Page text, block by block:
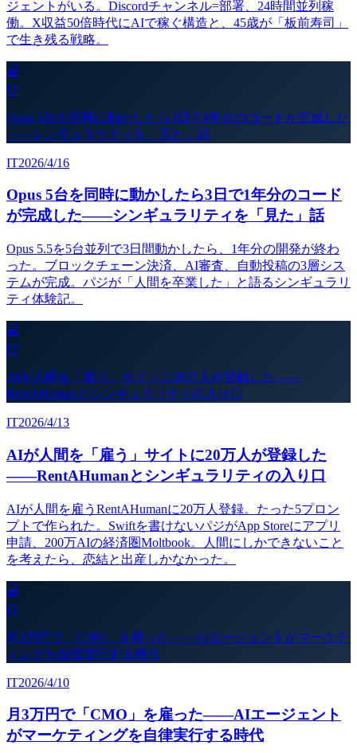
ジェントがいる。Discordチャンネル=部署、24時間並列稼
働。X収益50倍時代にAIで稼ぐ構造と、45歳が「板前寿司」
で生き残る戦略。
💻
IT
Opus 5台を同時に動かしたら3日で1年分のコードが完成した
——シンギュラリティを「見た」話
IT2026/4/16
Opus 5台を同時に動かしたら3日で1年分のコード
が完成した——シンギュラリティを「見た」話
Opus 5.5を5台並列で3日間動かしたら、1年分の開発が終わ
った。ブロックチェーン決済、AI審査、自動投稿の3層シス
テムが完成。パジが「人間を卒業した」と語るシンギュラリ
ティ体験記。
💻
IT
AIが人間を「雇う」サイトに20万人が登録した——
RentAHumanとシンギュラリティの入り口
IT2026/4/13
AIが人間を「雇う」サイトに20万人が登録した
——RentAHumanとシンギュラリティの入り口
AIが人間を雇うRentAHumanに20万人登録。たった5プロン
プトで作られた。Swiftを書けないパジがApp Storeにアプリ
申請、200万AIの経済圏Moltbook。人間にしかできないこと
を考えたら、恋結と出産しかなかった。
💻
IT
月3万円で「CMO」を雇った——AIエージェントがマーケテ
ィングを自律実行する時代
IT2026/4/10
月3万円で「CMO」を雇った——AIエージェント
がマーケティングを自律実行する時代